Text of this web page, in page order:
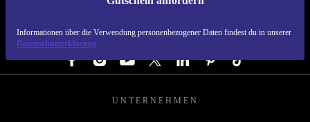
Informationen über die Verwendung personenbezogener Daten findest du in unserer
Datenschutzerklärung
REFURBED ÖSTERREICH - RETHINK NEW.
FOLGE UNS
UNTERNEHMEN